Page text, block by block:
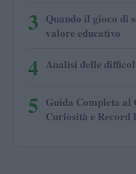
3 Quando il gioco di
valore educativo
4 Analisi delle
5 Guida Completa
Curiosità e